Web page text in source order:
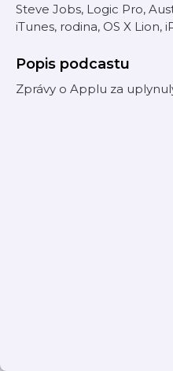
Steve Jobs, Logic Pro,
iTunes, rodina, OS X Lion,
Popis podcastu
Zprávy o Applu za